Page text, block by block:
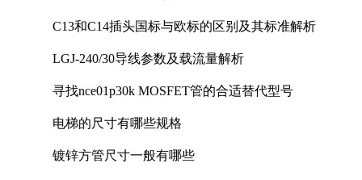
C13和C14插头国标与欧标的区别及其标准解析
LGJ-240/30导线参数及载流量解析
寻找nce01p30k MOSFET管的合适替代型号
电梯的尺寸有哪些规格
镀锌方管尺寸一般有哪些